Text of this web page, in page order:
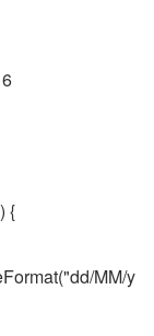
{
MM/y